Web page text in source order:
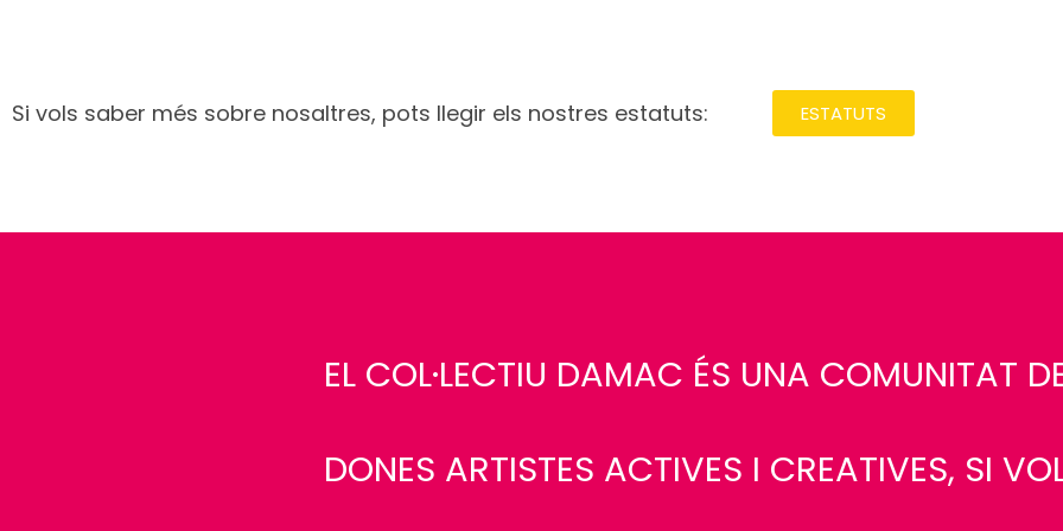
Si vols saber més sobre nosaltres, pots llegir els nostres estatuts: ESTATUTS
EL COL·LECTIU DAMAC ÉS UNA COMUNITAT
DONES ARTISTES ACTIVES I CREATIVES, SI